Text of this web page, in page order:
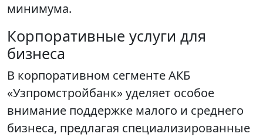
минимума.
Корпоративные услуги для
бизнеса
В корпоративном сегменте АКБ
«Узпромстройбанк» уделяет особое
внимание поддержке малого и среднего
бизнеса, предлагая специализированные